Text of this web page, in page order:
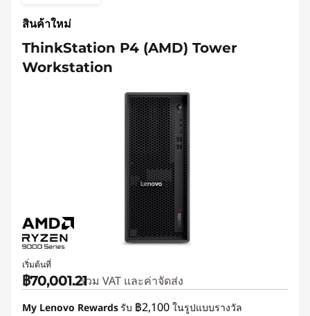
สินค้าใหม่
ThinkStation P4 (AMD) Tower
Workstation
เริ่มต้นที่
฿70,001.21รวม VAT และค่าจัดส่ง
My Lenovo Rewardsรับ ฿2,100 ในรูปแบบรางวัล